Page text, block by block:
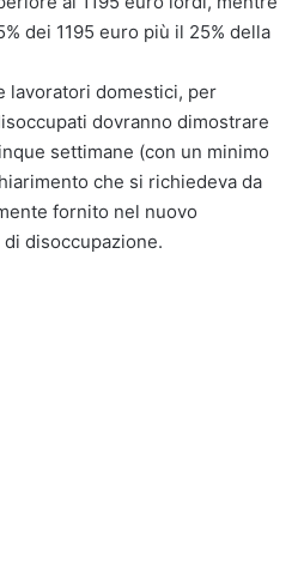
dei 1195 euro più il 25% della
lavoratori domestici, per
dovranno dimostrare
settimane (con un minimo
che si richiedeva da
fornito nel nuovo
disoccupazione.